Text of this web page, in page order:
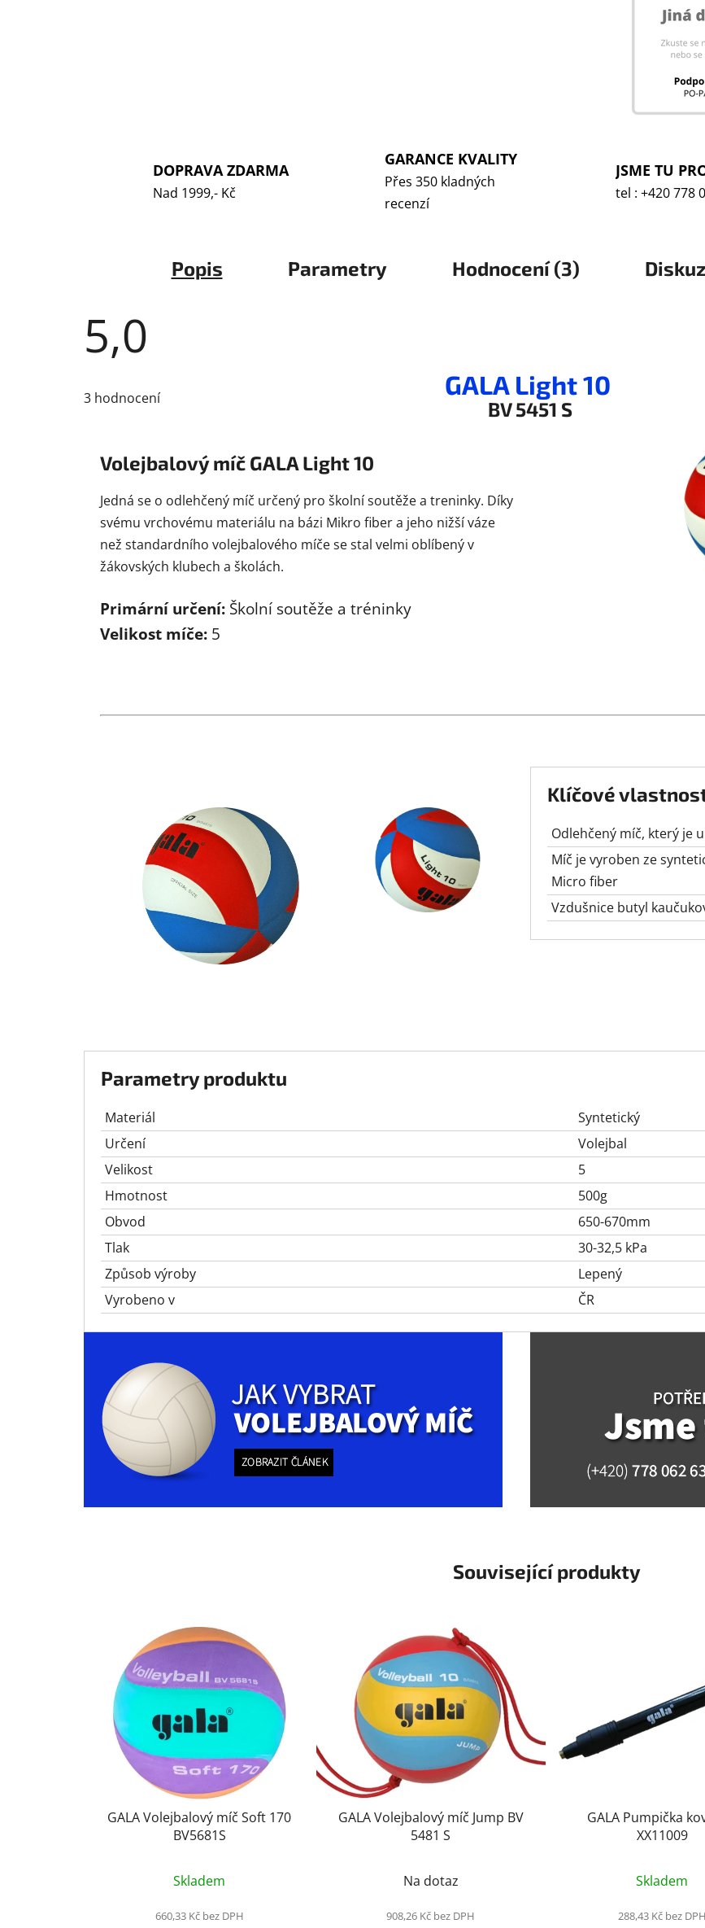
DOPRAVA ZDARMA
Nad 1999,- Kč
GARANCE KVALITY
Přes 350 kladných
recenzí
JSME TU
tel : +420 778
Popis Parametry Hodnocení (3)
5,0
hodnocení
produktu
hvězdiček.
3 hodnocení GALA Light 10
BV 5451 S
Volejbalový míč GALA Light 10
Jedná se o odlehčený míč určený pro školní soutěže a treninky. Díky
svému vrchovému materiálu na bázi Mikro fiber a jeho nižší váze
než standardního volejbalového míče se stal velmi oblíbený v
žákovských klubech a školách.
Primární určení: Školní soutěže a tréninky
Velikost míče: 5
Klíčové
Odlehčený míč, který je
Míč je vyroben ze
Micro fiber
Vzdušnice butyl
Parametry produktu
Materiál
Syntetický
Určení
Volejbal
Velikost
5
Hmotnost
500g
Obvod
650-670mm
Tlak
30-32,5 kPa
Způsob výroby
Lepený
Vyrobeno v
ČR
Související produkty
GALA Volejbalový míč Soft 170
BV5681S
hodnocení
produktu
Skladem
660,33 Kč bez DPH
GALA Volejbalový míč Jump BV
5481 S
hodnocení
produktu
Na dotaz
908,26 Kč bez DPH
GALA Pumpička
XX11009
Skladem
288,43 Kč bez DPH